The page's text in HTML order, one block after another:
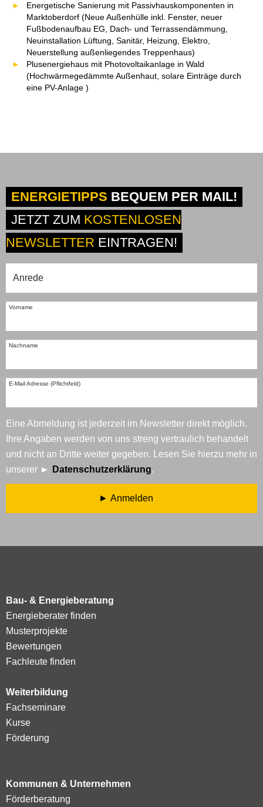
Energetische Sanierung mit Passivhauskomponenten in
Marktoberdorf (Neue Außenhülle inkl. Fenster, neuer
Fußbodenaufbau EG, Dach- und Terrassendämmung,
Neuinstallation Lüftung, Sanitär, Heizung, Elektro,
Neuerstellung außenliegendes Treppenhaus)
Plusenergiehaus mit Photovoltaikanlage in Wald
(Hochwärmegedämmte Außenhaut, solare Einträge durch
eine PV-Anlage )
ENERGIETIPPS BEQUEM PER MAIL!
JETZT ZUM KOSTENLOSEN
NEWSLETTER EINTRAGEN!
Vorname
Nachname
E-Mail Adresse (Pflichtfeld)
Eine Abmeldung ist jederzeit im Newsletter direkt möglich.
Ihre Angaben werden von uns streng vertraulich behandelt
und nicht an Dritte weiter gegeben. Lesen Sie hierzu mehr in
unserer
Datenschutzerklärung.
Anmelden
Bau- & Energieberatung
Energieberater finden
Musterprojekte
Bewertungen
Fachleute finden
Weiterbildung
Fachseminare
Kurse
Förderung
Kommunen & Unternehmen
Förderberatung